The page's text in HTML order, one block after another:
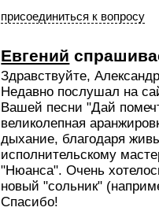
присоединиться к вопросу
Евгений
Здравствуйте,
Недавно послушал на
Вашей песни "Дай
великолепная
дыхание, благодаря
исполнительскому
"Нюанса". Очень
новый "сольник"
Спасибо!